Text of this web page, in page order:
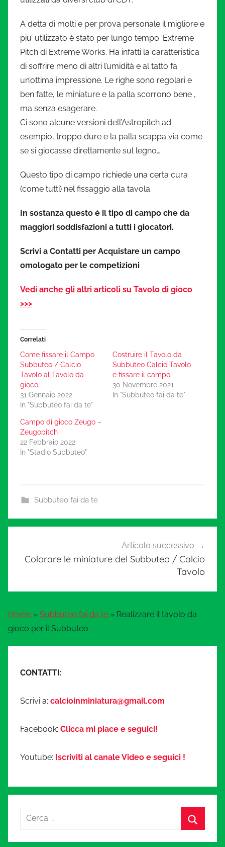
A detta di molti e per prova personale il migliore e
piu’ utilizzato è stato per lungo tempo ‘Extreme
Pitch di Extreme Works. Ha infatti la caratteristica
di soffrire meno di altri l’umidità e al tatto fa
un’ottima impressione. Le righe sono regolari e
ben fatte, le miniature e la palla scorrono bene ,
ma senza esagerare.
Ci sono alcune versioni dell’Astropitch ad
esempio, troppo dure e la palla scappa via come
se si giocasse direttamente sul legno….
Questo tipo di campo richiede una certa cura
(come tutti) nel fissaggio alla tavola.
In sostanza questo è il tipo di campo che da
maggiori soddisfazioni a tutti i giocatori.
Scrivi a Contatti per Acquistare un campo
omologato per le competizioni
Vedi anche gli altri articoli su Tavolo di gioco
>>>
Correlati
Come fissare il Campo
Subbuteo / Calcio
Tavolo al Tavolo da
gioco.
31 Gennaio 2022
In "Subbuteo fai da te"
Costruire il Tavolo da
Subbuteo Calcio Tavolo
e fissare il campo.
30 Novembre 2021
In "Subbuteo fai da te"
Campo di gioco Zeugo –
Zeugopitch
22 Febbraio 2022
In "Stadio Subbuteo"
Subbuteo fai da te
articoli
Articolo successivo
Colorare le miniature del Subbuteo / Calcio
Tavolo
Home » Subbuteo fai da te » Realizzare il tavolo da
gioco per il Subbuteo
CONTATTI:
Scrivi a: calcioinminiatura@gmail.com
Facebook: Clicca mi piace e seguici!
Youtube: Iscriviti al canale Video e seguici !